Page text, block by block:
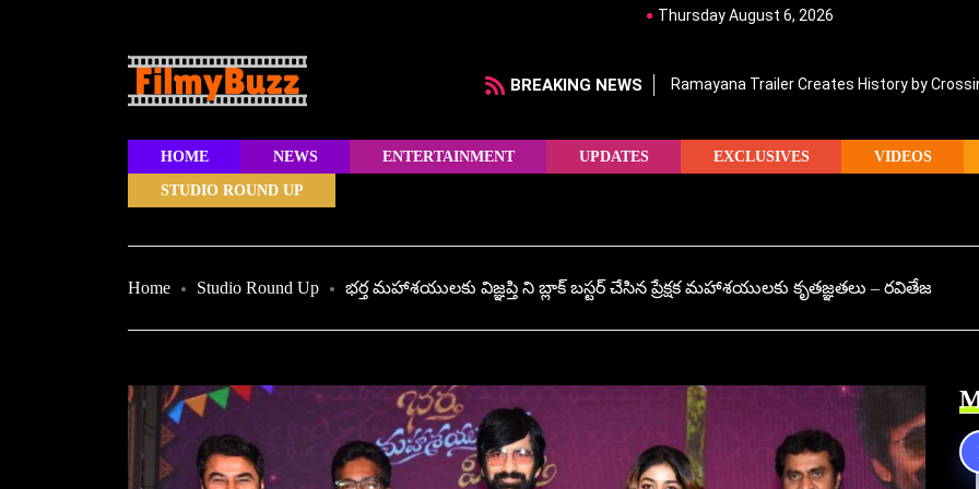
Thursday August 6, 2026
BREAKING NEWS Ramayana Trailer Creates History by
HOME NEWS ENTERTAINMENT UPDATES EXCLUSIVES VIDEOS
STUDIO ROUND UP
Home Studio Round Up భర్త మహాశయులకు విజ్ఞప్తి ని బ్లాక్ బస్టర్ చేసిన ప్రేక్షక మహాశయులకు కృతజ్ఞతలు – రవితేజ